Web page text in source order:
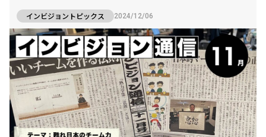
インビジョントピックス 2024/12/06